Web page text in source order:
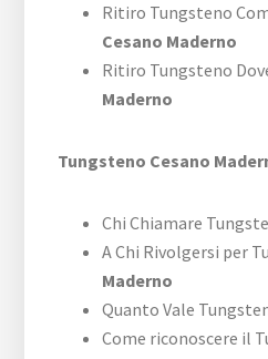
Ritiro Tungsteno
Cesano Maderno
Ritiro Tungsteno
Maderno
Tungsteno Cesano
Chi Chiamare
A Chi Rivolgersi per
Maderno
Quanto Vale
Come riconoscere il